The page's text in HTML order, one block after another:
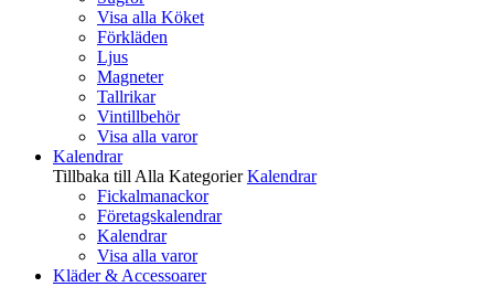
Visa alla Köket
Förkläden
Ljus
Magneter
Tallrikar
Vintillbehör
Visa alla varor
Kalendrar
Tillbaka till Alla Kategorier Kalendrar
Fickalmanackor
Företagskalendrar
Kalendrar
Visa alla varor
Kläder & Accessoarer